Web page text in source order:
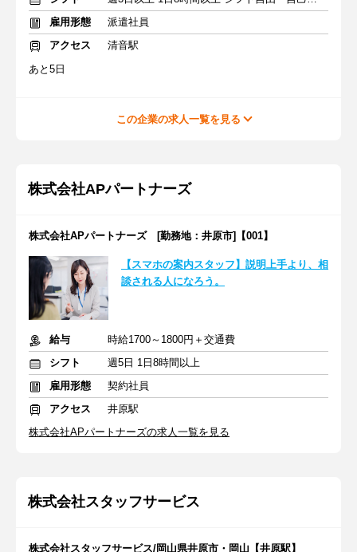
雇用形態
派遣社員
アクセス
清音駅
あと5日
この企業の求人一覧を見る
株式会社APパートナーズ
株式会社APパートナーズ [勤務地：井原市]【001】
【スマホの案内スタッフ】説明上手より、相
談される人になろう。
給与
時給1700～1800円＋交通費
シフト
週5日 1日8時間以上
雇用形態
契約社員
アクセス
井原駅
株式会社APパートナーズの求人一覧を見る
株式会社スタッフサービス
株式会社スタッフサービス/岡山県井原市・岡山【井原駅】